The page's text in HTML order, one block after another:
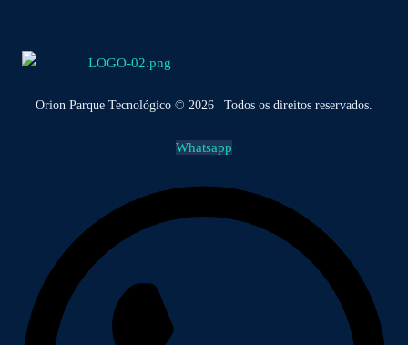
Orion Parque Tecnológico © 2026 | Todos os direitos reservados.
Whatsapp